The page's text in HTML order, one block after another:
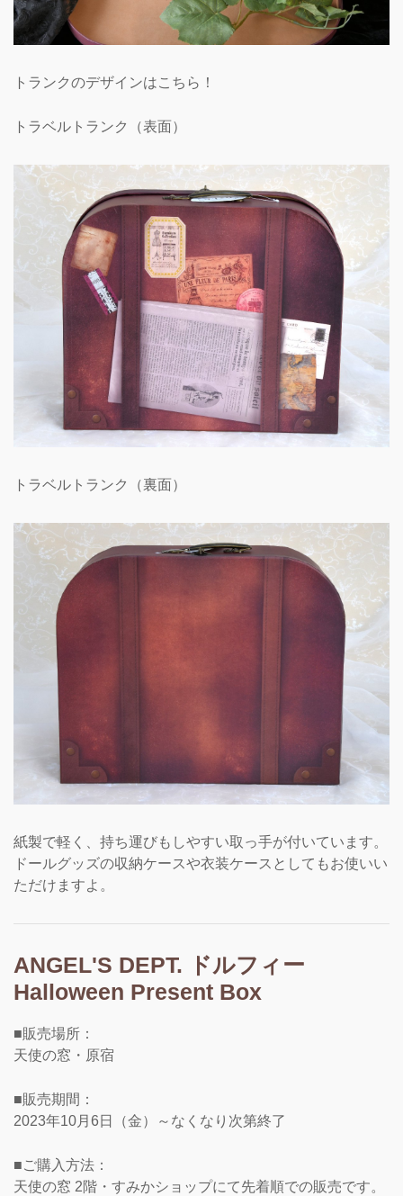
トランクのデザインはこちら！
トラベルトランク（表面）
トラベルトランク（裏面）
紙製で軽く、持ち運びもしやすい取っ手が付いています。
ドールグッズの収納ケースや衣装ケースとしてもお使いい
ただけますよ。
ANGEL'S DEPT. ドルフィー
Halloween Present Box
■販売場所：
天使の窓・原宿
■販売期間：
2023年10月6日（金）～なくなり次第終了
■ご購入方法：
天使の窓 2階・すみかショップにて先着順での販売です。